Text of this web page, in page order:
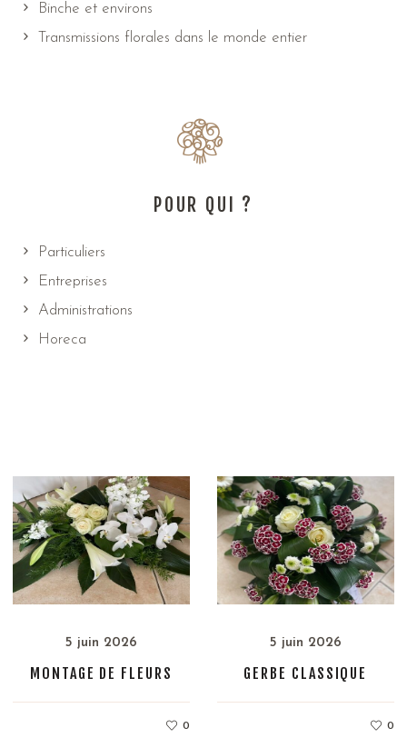
Binche et environs
Transmissions florales dans le monde entier
POUR QUI ?
Particuliers
Entreprises
Administrations
Horeca
5 juin 2026
MONTAGE DE FLEURS
0
5 juin 2026
GERBE CLASSIQUE
0